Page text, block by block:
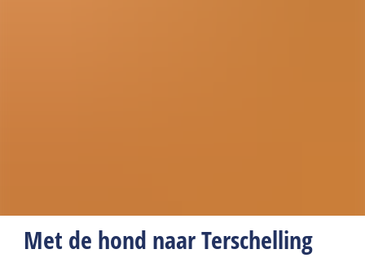
Met de hond naar Terschelling